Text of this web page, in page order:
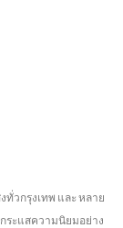
วกรุงเทพ และ หลาย
ระแสความนิยมอย่าง